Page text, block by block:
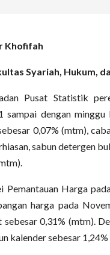
Khofifah
Syariah, Hukum,
Pusat Statistik
sampai dengan
0,07% (mtm),
sabun detergen
Pemantauan Harga
harga pada
sebesar 0,31% (mtm).
kalender sebesar